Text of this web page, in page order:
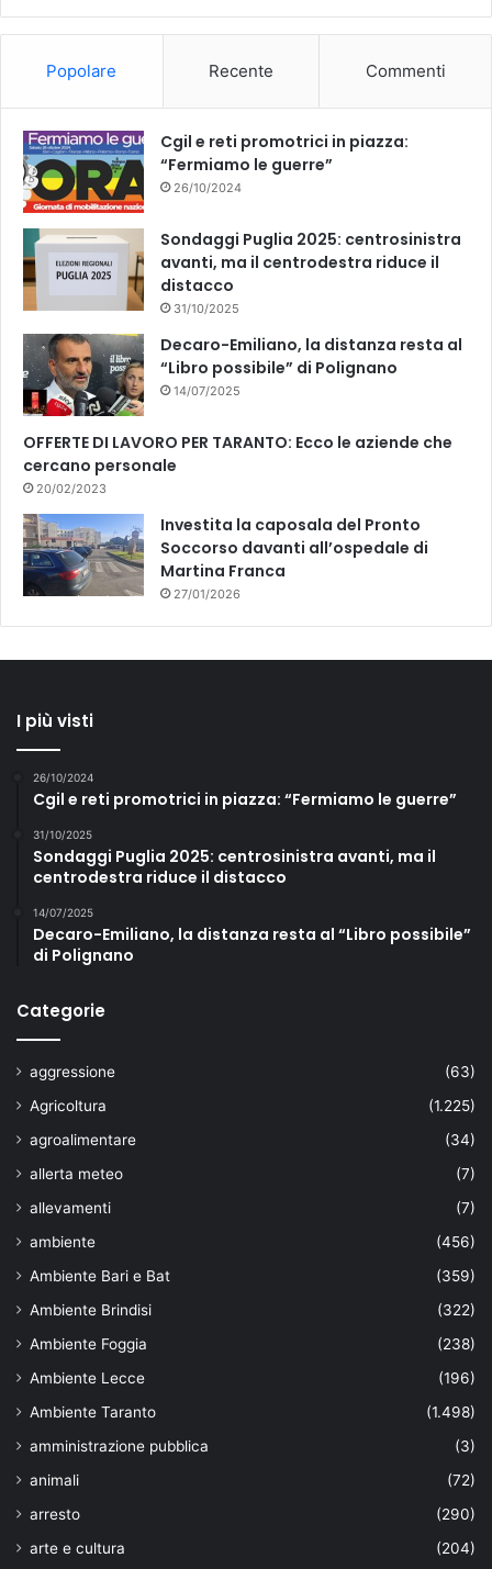
Popolare Recente Commenti
Cgil e reti promotrici in piazza:
“Fermiamo le guerre”
26/10/2024
Sondaggi Puglia 2025: centrosinistra
avanti, ma il centrodestra riduce il
distacco
31/10/2025
Decaro-Emiliano, la distanza resta al
“Libro possibile” di Polignano
14/07/2025
OFFERTE DI LAVORO PER TARANTO: Ecco le aziende che
cercano personale
20/02/2023
Investita la caposala del Pronto
Soccorso davanti all’ospedale di
Martina Franca
27/01/2026
I più visti
26/10/2024
Cgil e reti promotrici in piazza: “Fermiamo le guerre”
31/10/2025
Sondaggi Puglia 2025: centrosinistra avanti, ma il
centrodestra riduce il distacco
14/07/2025
Decaro-Emiliano, la distanza resta al “Libro possibile”
di Polignano
Categorie
aggressione
(63)
Agricoltura
(1.225)
agroalimentare
(34)
allerta meteo
(7)
allevamenti
(7)
ambiente
(456)
Ambiente Bari e Bat
(359)
Ambiente Brindisi
(322)
Ambiente Foggia
(238)
Ambiente Lecce
(196)
Ambiente Taranto
(1.498)
amministrazione pubblica
(3)
animali
(72)
arresto
(290)
arte e cultura
(204)